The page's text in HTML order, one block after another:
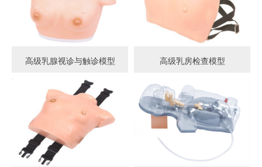
高级乳腺视诊与触诊模型 高级乳房检查模型